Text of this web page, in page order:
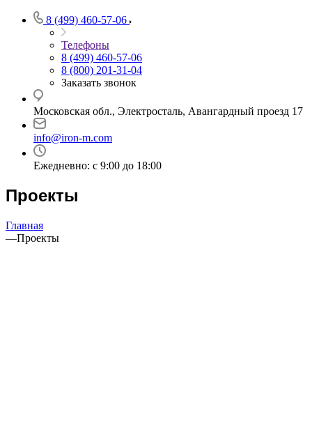
8 (499) 460-57-06
Телефоны
8 (499) 460-57-06
8 (800) 201-31-04
Заказать звонок
Московская обл., Электросталь, Авангардный проезд 17
info@iron-m.com
Ежедневно: с 9:00 до 18:00
Проекты
Главная
—Проекты